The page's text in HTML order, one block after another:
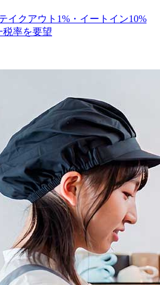
イクアウト1%・イートイン10%
率を要望